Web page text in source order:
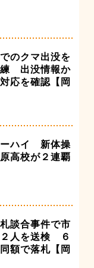
のクマ出没を
練 出没情報か
応を確認【岡
ーハイ 新体操
高校が２連覇
談合事件で市
人を送検 ６
額で落札【岡